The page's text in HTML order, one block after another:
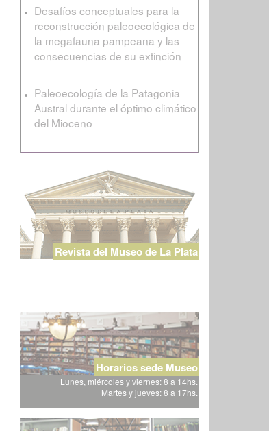
Desafíos conceptuales para la
reconstrucción paleoecológica de
la megafauna pampeana y las
consecuencias de su extinción
Paleoecología de la Patagonia
Austral durante el óptimo climático
del Mioceno
Revista del Museo de La Plata
Horarios sede Museo
Lunes, miércoles y viernes: 8 a 14hs.
Martes y jueves: 8 a 17hs.